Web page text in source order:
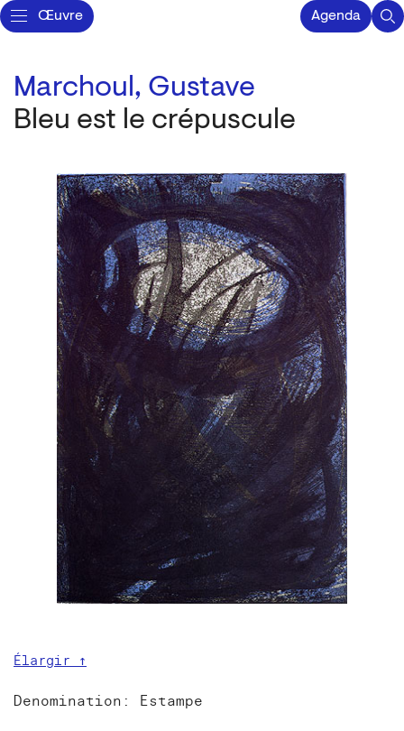
Œuvre Agenda
Marchoul, Gustave
Bleu est le crépuscule
Élargir ↑
Denomination: Estampe